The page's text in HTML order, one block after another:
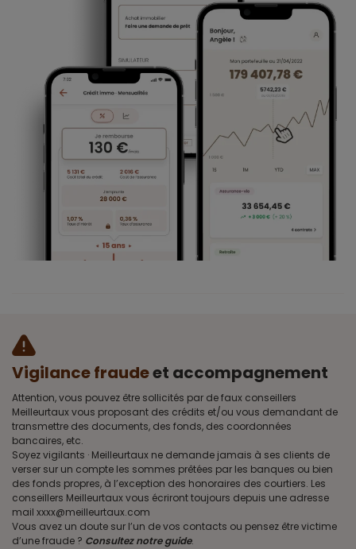
Vigilance fraudeet accompagnement
Attention, vous pouvez être sollicités par de faux conseillers
Meilleurtaux vous proposant des crédits et/ou vous demandant de
transmettre des documents, des fonds, des coordonnées
bancaires, etc.
Soyez vigilants · Meilleurtaux ne demande jamais à ses clients de
verser sur un compte les sommes prêtées par les banques ou bien
des fonds propres, à l’exception des honoraires des courtiers. Les
conseillers Meilleurtaux vous écriront toujours depuis une adresse
mail xxxx@meilleurtaux.com
Vous avez un doute sur l’un de vos contacts ou pensez être victime
d’une fraude ? Consultez notre guide.